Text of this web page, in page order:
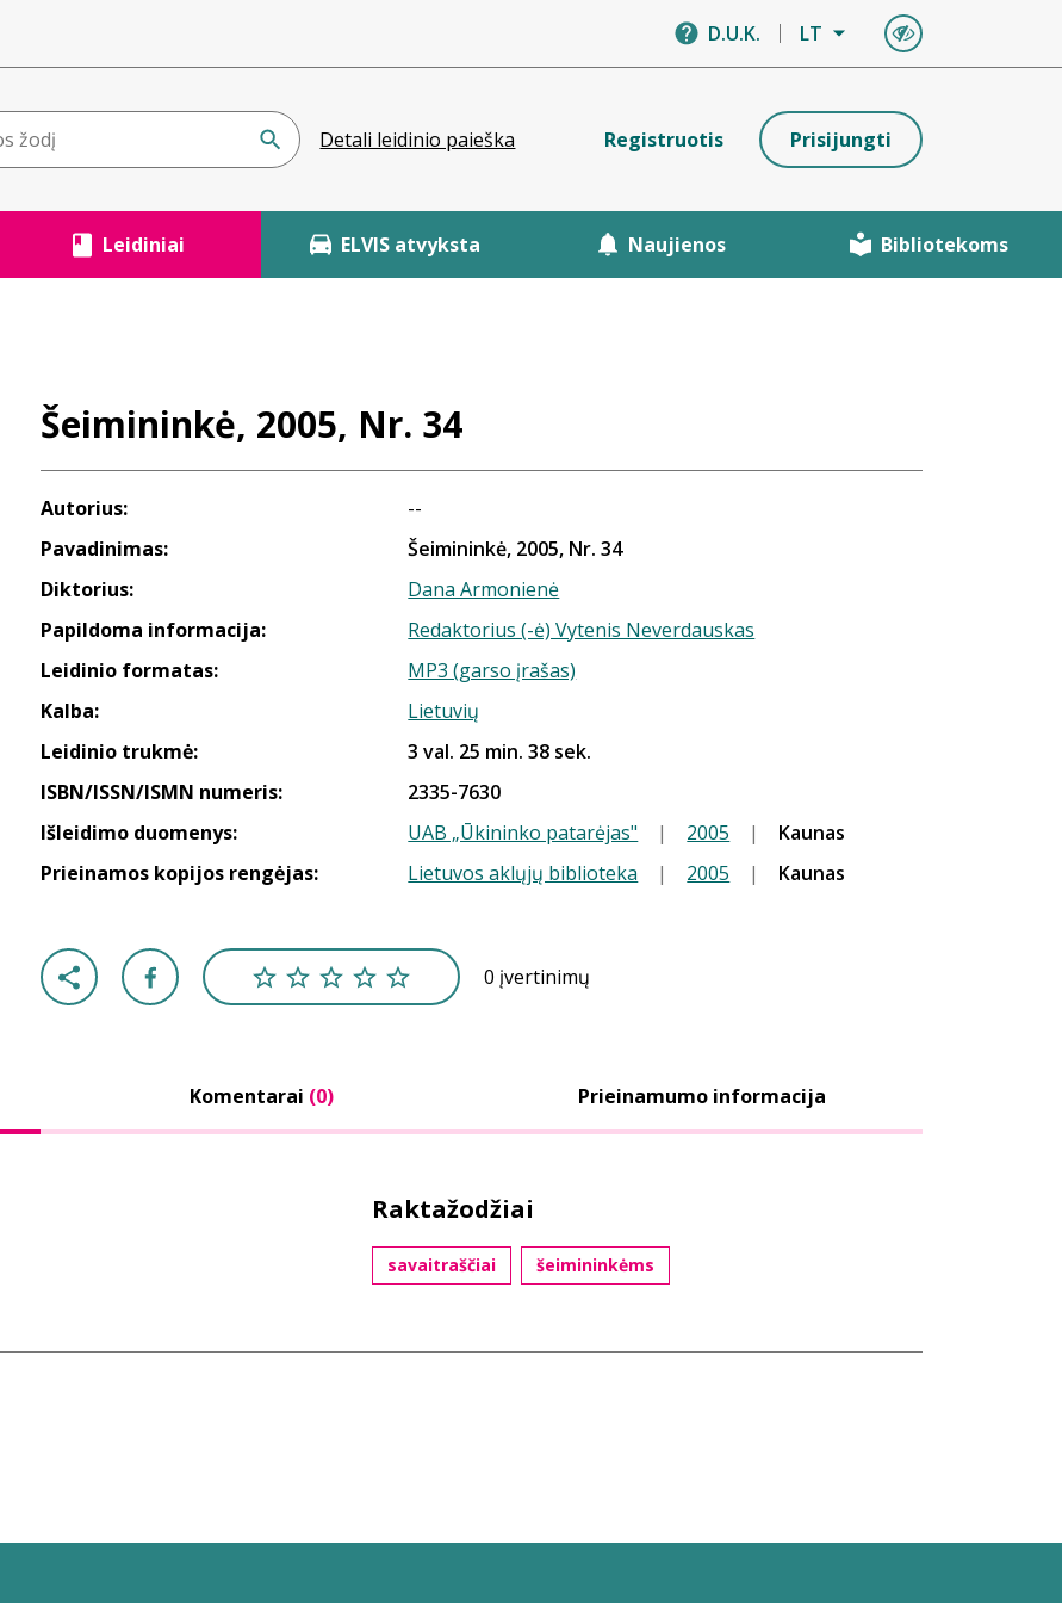
D.U.K. LT
Detali leidinio paieška Registruotis Prisijungti
Leidiniai ELVIS atvyksta Naujienos Bibliotekoms
Šeimininkė, 2005, Nr. 34
Autorius:
--
Pavadinimas:
Šeimininkė, 2005, Nr. 34
Diktorius:
Dana Armonienė
Papildoma informacija:
Redaktorius (-ė) Vytenis Neverdauskas
Leidinio formatas:
MP3 (garso įrašas)
Kalba:
Lietuvių
Leidinio trukmė:
3 val. 25 min. 38 sek.
ISBN/ISSN/ISMN numeris:
2335-7630
Išleidimo duomenys:
UAB „Ūkininko patarėjas" | 2005 |
Kaunas
Prieinamos kopijos rengėjas:
Lietuvos aklųjų biblioteka | 2005 | Kaunas
0 įvertinimų
Komentarai (0) Prieinamumo informacija
Raktažodžiai
savaitraščiai šeimininkėms